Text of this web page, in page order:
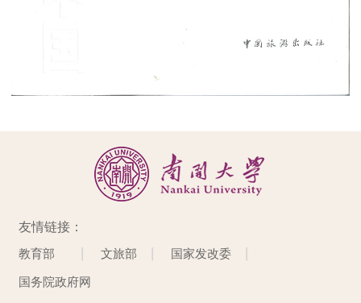
友情链接：
教育部
文旅部 国家发改委
国务院政府网